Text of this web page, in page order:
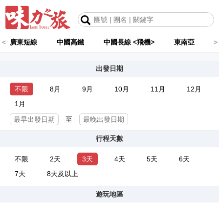
< 廣東短線 中國高鐵 中國長線 <飛機> 東南亞 >
出發日期
不限 8月 9月 10月 11月
12月
1月
至
行程天數
不限 2天 3天 4天 5天
6天
7天
8天及以上
遊玩地區